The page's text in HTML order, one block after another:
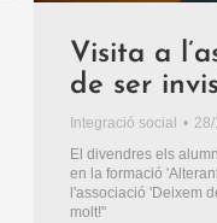
Visita a
de ser
Integració social
El divendres els
en la formació
l'associació 'Deixem
molt!"